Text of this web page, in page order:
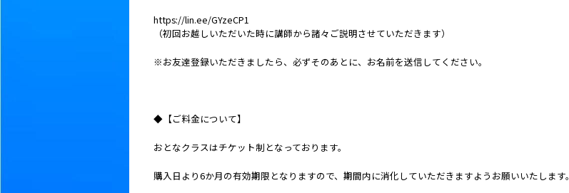
https://lin.ee/GYzeCP1
（初回お越しいただいた時に講師から諸々ご説明させていただきます）
※お友達登録いただきましたら、必ずそのあとに、お名前を送信してください。
◆【ご料金について】
おとなクラスはチケット制となっております。
購入日より6か月の有効期限となりますので、期間内に消化していただきますようお願いいたします。